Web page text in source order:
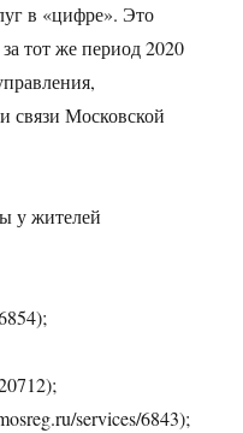
в «цифре». Это
тот же период 2020
связи Московской
у жителей
services/6843);